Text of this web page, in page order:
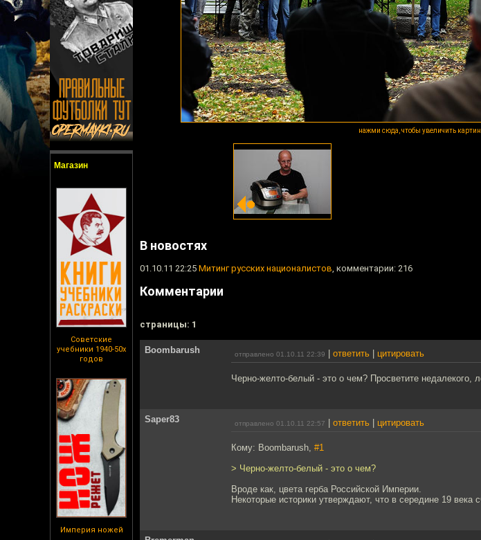
Магазин
Советские
учебники 1940-50х
годов
Империя ножей
нажми сюда, чтобы увеличить
В новостях
01.10.11 22:25 Митинг русских националистов, комментарии: 216
Комментарии
cтраницы: 1
Boombarush отправлено 01.10.11 22:39 ответить цитировать
Черно-желто-белый - это о чем? Просветите недалекого,
Saper83 отправлено 01.10.11 22:57 ответить цитировать
Кому: Boombarush, #1
> Черно-желто-белый - это о чем?
Вроде как, цвета герба Российской Империи.
Некоторые историки утверждают, что в середине 19 века